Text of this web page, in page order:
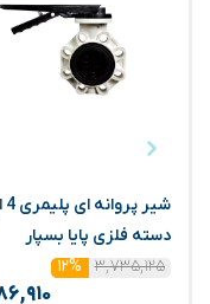
دسته فلزی پایا بسپار
۳,۷۳۵,۱۲۵
۱۲%